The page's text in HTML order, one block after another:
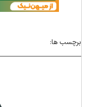
برچسب ها: